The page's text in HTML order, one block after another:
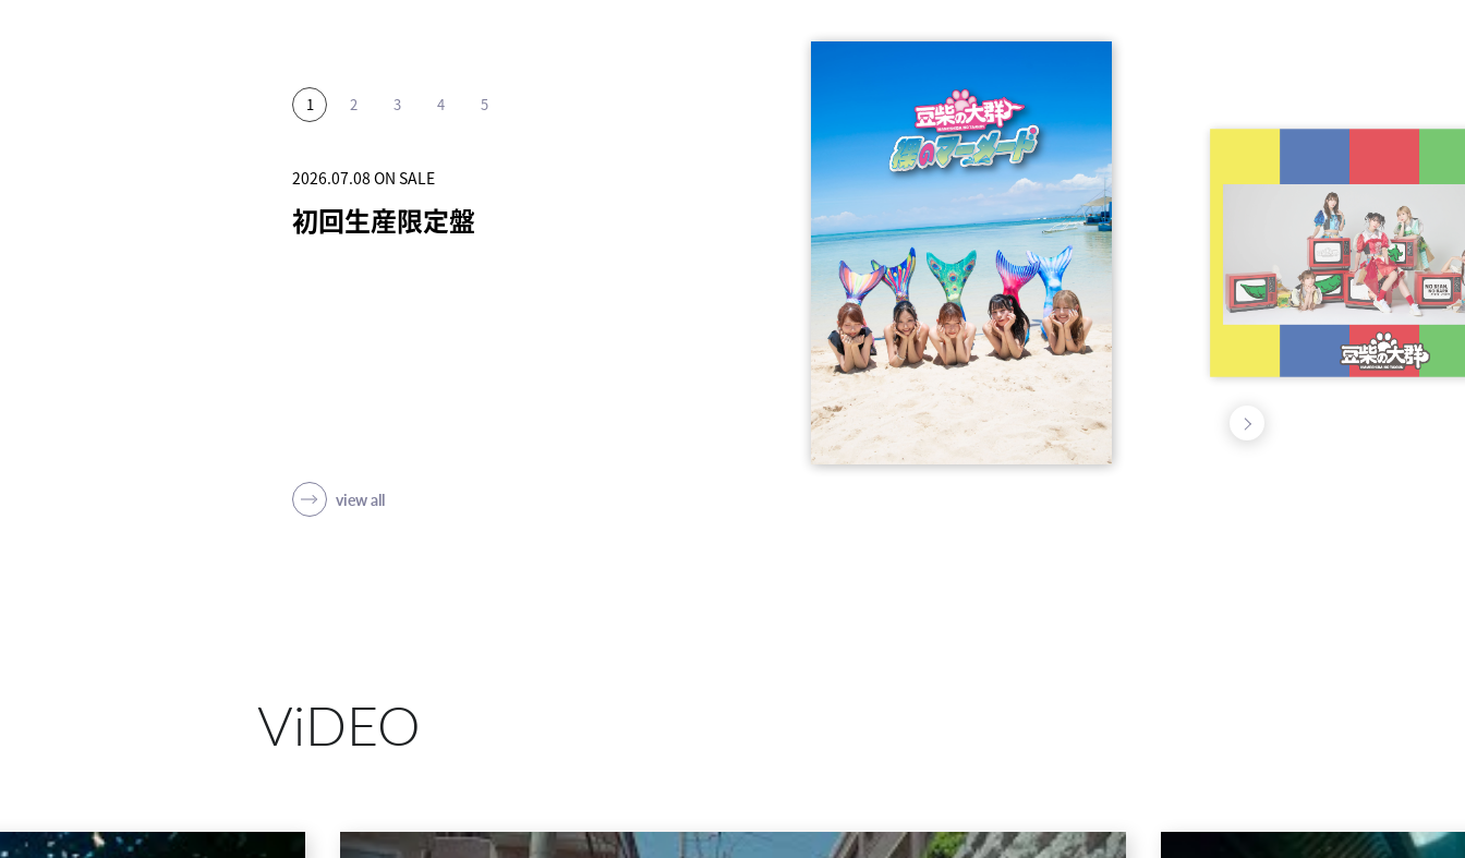
2026.07.08 ON SALE
初回生産限定盤
2025.11.12 ON SALE
初回生産限定盤
2025.06.04 ON SALE
初回生産限定盤
2024.12.25 ON SALE
突破
2024.04.03 ON SALE
初回生産限定盤(1CD＋5Blu-ray＋P
view all
ViDEO